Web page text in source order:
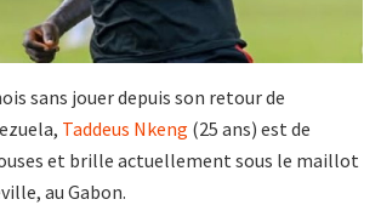
sans jouer depuis son retour de
Taddeus Nkeng (25 ans) est de
et brille actuellement sous le maillot
au Gabon.